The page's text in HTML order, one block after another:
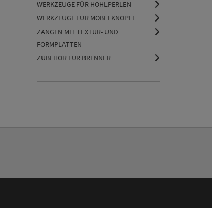
WERKZEUGE FÜR HOHLPERLEN
WERKZEUGE FÜR MÖBELKNÖPFE
ZANGEN MIT TEXTUR- UND
FORMPLATTEN
ZUBEHÖR FÜR BRENNER